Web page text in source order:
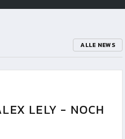
ALLE NEWS
LELY - NOCH